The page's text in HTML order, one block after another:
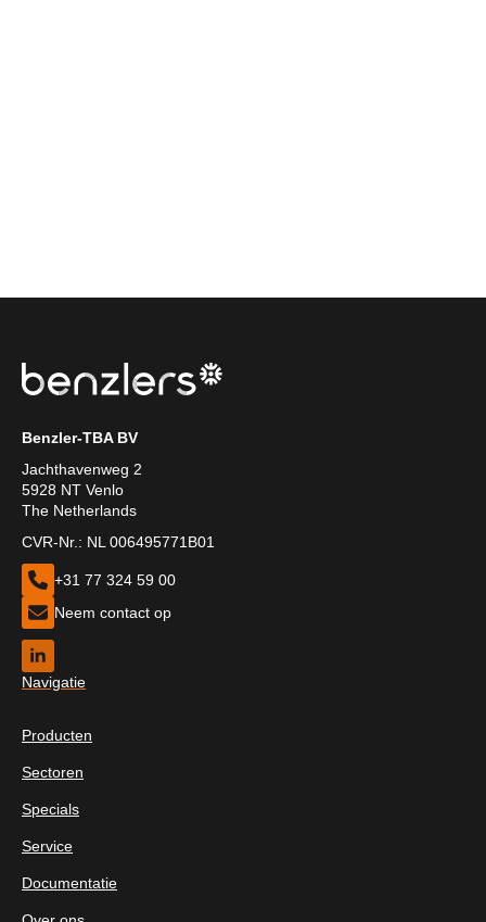
Benzler-TBA BV
Jachthavenweg 2
5928 NT Venlo
The Netherlands
CVR-Nr.: NL 006495771B01
+31 77 324 59 00
Neem contact op
Navigatie
Producten
Sectoren
Specials
Service
Documentatie